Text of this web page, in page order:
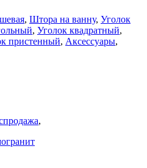
, Штора на ванну, Уголок
, Уголок квадратный,
пристенный, Аксессуары,
,